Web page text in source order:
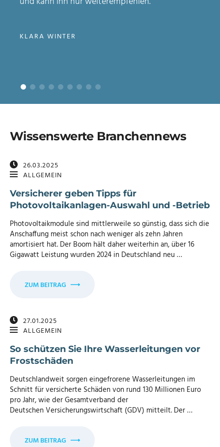
KLARA WINTER
Wissenswerte Branchennews
26.03.2025
ALLGEMEIN
Versicherer geben Tipps für
Photovoltaikanlagen-Auswahl und -Betrieb
Photovoltaikmodule sind mittlerweile so günstig, dass sich die
Anschaffung meist schon nach weniger als zehn Jahren
amortisiert hat. Der Boom hält daher weiterhin an, über 16
Gigawatt Leistung wurden 2024 in Deutschland neu …
ZUM BEITRAG ⟶
27.01.2025
ALLGEMEIN
So schützen Sie Ihre Wasserleitungen vor
Frostschäden
Deutschlandweit sorgen eingefrorene Wasserleitungen im
Schnitt für versicherte Schäden von rund 130 Millionen Euro
pro Jahr, wie der Gesamtverband der
Deutschen Versicherungswirtschaft (GDV) mitteilt. Der …
ZUM BEITRAG ⟶